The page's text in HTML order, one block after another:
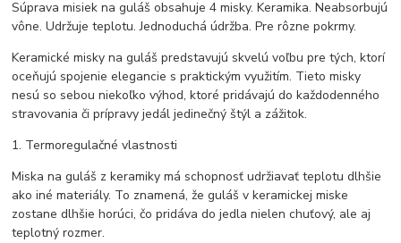
Súprava misiek na guláš obsahuje 4 misky. Keramika. Neabsorbujú
vône. Udržuje teplotu. Jednoduchá údržba. Pre rôzne pokrmy.
Keramické misky na guláš predstavujú skvelú voľbu pre tých, ktorí
oceňujú spojenie elegancie s praktickým využitím. Tieto misky
nesú so sebou niekoľko výhod, ktoré pridávajú do každodenného
stravovania či prípravy jedál jedinečný štýl a zážitok.
1. Termoregulačné vlastnosti
Miska na guláš z keramiky má schopnosť udržiavať teplotu dlhšie
ako iné materiály. To znamená, že guláš v keramickej miske
zostane dlhšie horúci, čo pridáva do jedla nielen chuťový, ale aj
teplotný rozmer.